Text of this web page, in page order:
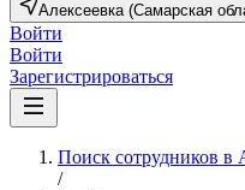
Алексеевка (Самарская
Войти
Войти
Зарегистрироваться
Поиск сотрудников в
/